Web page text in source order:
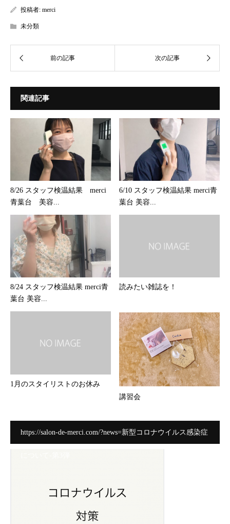
投稿者: merci
未分類
関連記事
8/26 スタッフ検温結果 merci
青葉台 美容...
6/10 スタッフ検温結果 merci青
葉台 美容...
8/24 スタッフ検温結果 merci青
葉台 美容...
読みたい雑誌を！
1月のスタイリストのお休み
講習会
https://salon-de-merci.com/?news=新型コロナウイルス感染症